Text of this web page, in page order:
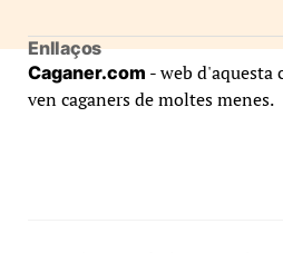
Enllaços
Caganer.com - web d'aquesta
ven caganers de moltes menes.